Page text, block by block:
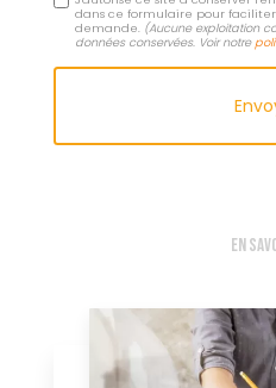
dans ce formulaire pour
demande. (Aucune exploitation
données conservées. Voir notre
En